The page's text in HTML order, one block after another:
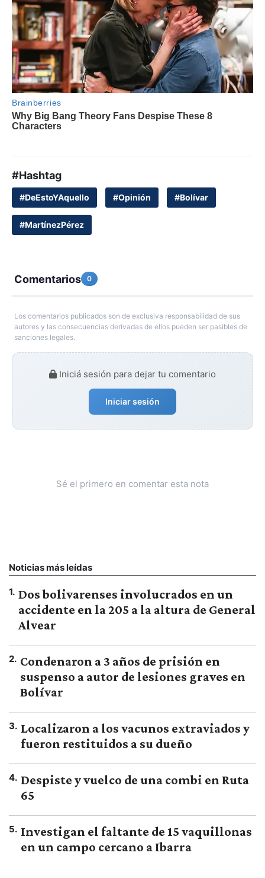
#Hashtag
#DeEstoYAquello #Opinión #Bolívar
#MartínezPérez
Comentarios 0
Los comentarios publicados son de exclusiva responsabilidad de sus
autores y las consecuencias derivadas de ellos pueden ser pasibles de
sanciones legales.
Iniciá sesión para dejar tu comentario
Iniciar sesión
Sé el primero en comentar esta nota
Noticias más leídas
1. Dos bolivarenses involucrados en un
accidente en la 205 a la altura de General
Alvear
2. Condenaron a 3 años de prisión en
suspenso a autor de lesiones graves en
Bolívar
3. Localizaron a los vacunos extraviados y
fueron restituidos a su dueño
4. Despiste y vuelco de una combi en Ruta
65
5. Investigan el faltante de 15 vaquillonas
en un campo cercano a Ibarra